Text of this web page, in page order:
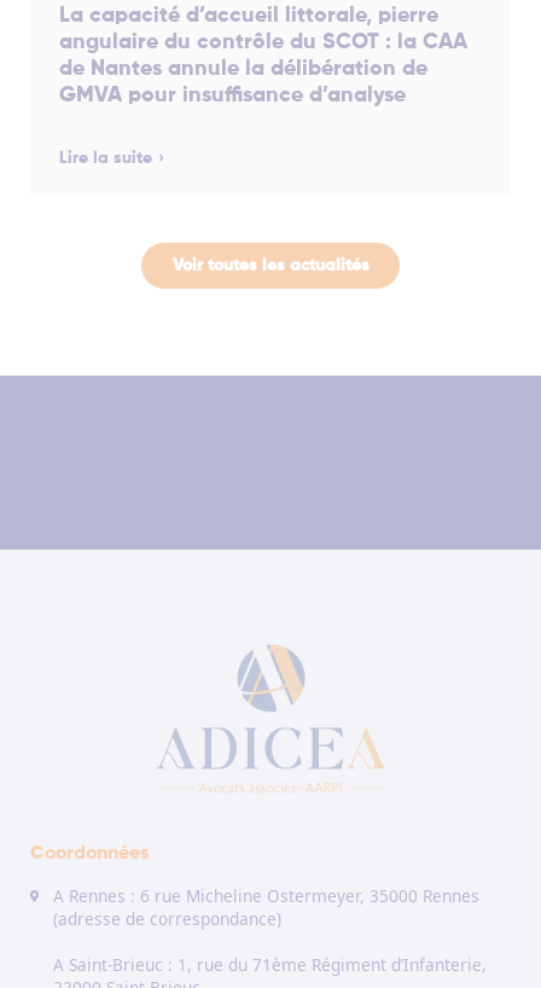
La capacité d’accueil littorale, pierre
angulaire du contrôle du SCOT : la CAA
de Nantes annule la délibération de
GMVA pour insuffisance d’analyse
Lire la suite
Voir toutes les actualités
Coordonnées
A Rennes : 6 rue Micheline Ostermeyer, 35000 Rennes
(adresse de correspondance)
A Saint-Brieuc : 1, rue du 71ème Régiment d’Infanterie,